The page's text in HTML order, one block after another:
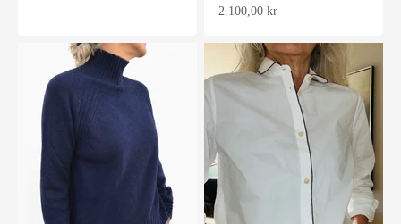
Salgspris
2.100,00 kr